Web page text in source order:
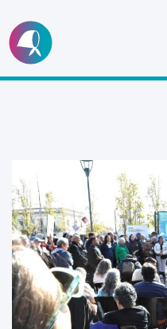
Ir
al